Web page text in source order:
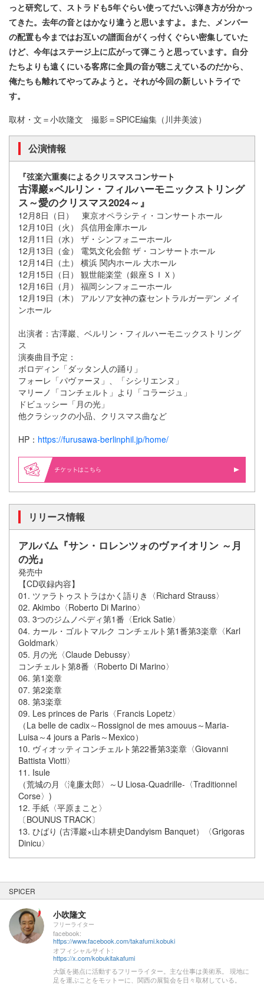
っと研究して、ストラドも5年ぐらい使ってだいぶ弾き方が分かっ
てきた。去年の音とはかなり違うと思いますよ。また、メンバー
の配置も今まではお互いの譜面台がくっ付くぐらい密集していた
けど、今年はステージ上に広がって弾こうと思っています。自分
たちよりも遠くにいる客席に全員の音が聴こえているのだから、
俺たちも離れてやってみようと。それが今回の新しいトライで
す。
取材・文＝小吹隆文 撮影＝SPICE編集（川井美波）
公演情報
『弦楽六重奏によるクリスマスコンサート
古澤巖×ベルリン・フィルハーモニックストリング
ス～愛のクリスマス2024～』
12月8日（日） 東京オペラシティ・コンサートホール
12月10日（火） 呉信用金庫ホール
12月11日（水） ザ・シンフォニーホール
12月13日（金） 電気文化会館 ザ・コンサートホール
12月14日（土） 横浜 関内ホール 大ホール
12月15日（日） 観世能楽堂（銀座ＳＩＸ）
12月16日（月） 福岡シンフォニーホール
12月19日（木） アルソア女神の森セントラルガーデン メイ
ンホール
出演者：古澤巖、ベルリン・フィルハーモニックストリング
ス
演奏曲目予定：
ボロディン「ダッタン人の踊り」
フォーレ「パヴァーヌ」、「シシリエンヌ」
マリーノ「コンチェルト」より「コラージュ」
ドビュッシー「月の光」
他クラシックの小品、クリスマス曲など
HP： https://furusawa-berlinphil.jp/home/
はこちら
リリース情報
アルバム『サン・ロレンツォのヴァイオリン ～月
の光』
発売中
【CD収録内容】
01. ツァラトゥストラはかく語りき〈Richard Strauss〉
02. Akimbo〈Roberto Di Marino〉
03. 3つのジムノペディ第1番〈Erick Satie〉
04. カール・ゴルトマルク コンチェルト第1番第3楽章〈Karl
Goldmark〉
05. 月の光〈Claude Debussy〉
コンチェルト第8番〈Roberto Di Marino〉
06. 第1楽章
07. 第2楽章
08. 第3楽章
09. Les princes de Paris〈Francis Lopetz〉
（La belle de cadix～Rossignol de mes amouus～Maria-
Luisa～4 jours a Paris～Mexico）
10. ヴィオッティコンチェルト第22番第3楽章〈Giovanni
Battista Viotti〉
11. Isule
（荒城の月〈滝廉太郎〉～U Liosa-Quadrille-〈Traditionnel
Corse〉)
12. 手紙〈平原まこと〉
〔BOUNUS TRACK〕
13. ひばり (古澤巖×山本耕史Dandyism Banquet）〈Grigoras
Dinicu〉
SPICER
小吹隆文
フリーライター
facebook:
https://www.facebook.com/takafumi.kobuki
オフィシャルサイト:
https://x.com/kobukitakafumi
大阪を拠点に活動するフリーライター。主な仕事は美術系。 現地に
足を運ぶことをモットーに、関西の展覧会を日々取材している。